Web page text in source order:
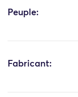
Peuple:
Fabricant: